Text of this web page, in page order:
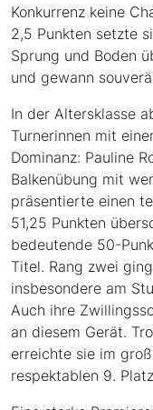
Konkurrenz keine
2,5 Punkten setzte
Sprung und Boden
und gewann
In der Altersklasse
Turnerinnen mit
Dominanz: Pauline
Balkenübung mit
präsentierte einen
51,25 Punkten
bedeutende 50-
Titel. Rang zwei
insbesondere am
Auch ihre
an diesem Gerät.
erreichte sie im
respektablen 9.